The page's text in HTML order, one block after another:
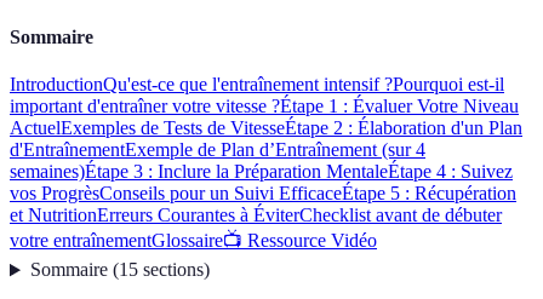
Sommaire
IntroductionQu'est-ce que l'entraînement intensif ?Pourquoi est-il
important d'entraîner votre vitesse ?Étape 1 : Évaluer Votre Niveau
ActuelExemples de Tests de VitesseÉtape 2 : Élaboration d'un Plan
d'EntraînementExemple de Plan d’Entraînement (sur 4
semaines)Étape 3 : Inclure la Préparation MentaleÉtape 4 : Suivez
vos ProgrèsConseils pour un Suivi EfficaceÉtape 5 : Récupération
et NutritionErreurs Courantes à ÉviterChecklist avant de débuter
votre entraînementGlossaire📺 Ressource Vidéo
Sommaire(15 sections)